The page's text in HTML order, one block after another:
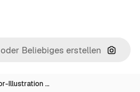
Nach
Illustration …